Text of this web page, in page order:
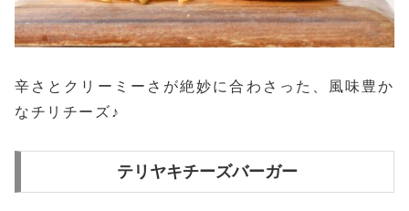
辛さとクリーミーさが絶妙に合わさった、風味豊か
なチリチーズ♪
テリヤキチーズバーガー